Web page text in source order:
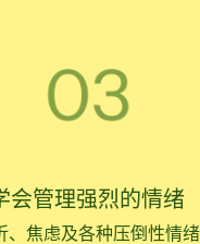
会管理强烈的情绪
、焦虑及各种压倒性情绪